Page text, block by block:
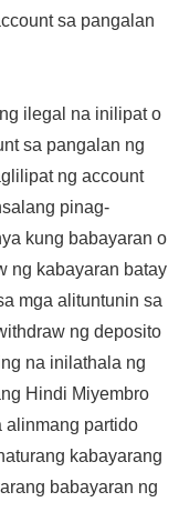
sa pangalan
ilegal na inilipat o
sa pangalan ng
ng account
pinag-
kung babayaran o
ng kabayaran batay
mga alituntunin sa
ng deposito
na inilathala ng
Hindi Miyembro
alinmang partido
kabayarang
babayaran ng